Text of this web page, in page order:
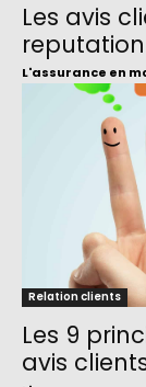
Les avis
L'assurance en
Relation clients
Les 9
avis